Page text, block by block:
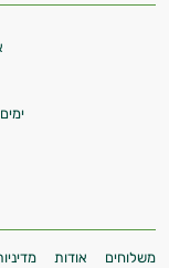
ימים
משלוחים אודות